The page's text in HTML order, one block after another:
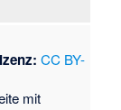
CC BY-
mit